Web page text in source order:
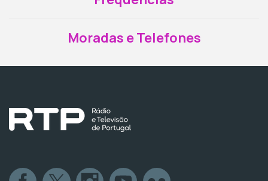
Moradas e Telefones